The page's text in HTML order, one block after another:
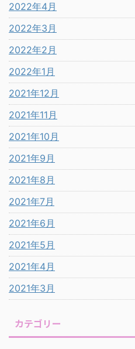
2022年4月
2022年3月
2022年2月
2022年1月
2021年12月
2021年11月
2021年10月
2021年9月
2021年8月
2021年7月
2021年6月
2021年5月
2021年4月
2021年3月
カテゴリー